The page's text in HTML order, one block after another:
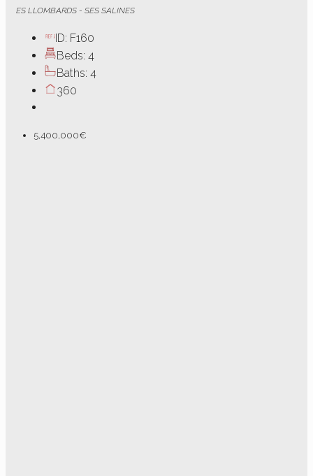
ES LLOMBARDS - SES SALINES
ID: F160
Beds: 4
Baths: 4
360
5,400,000€